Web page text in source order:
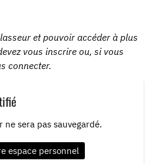
et pouvoir accéder à plus
vous inscrire ou, si vous
connecter.
ne sera pas sauvegardé.
espace personnel